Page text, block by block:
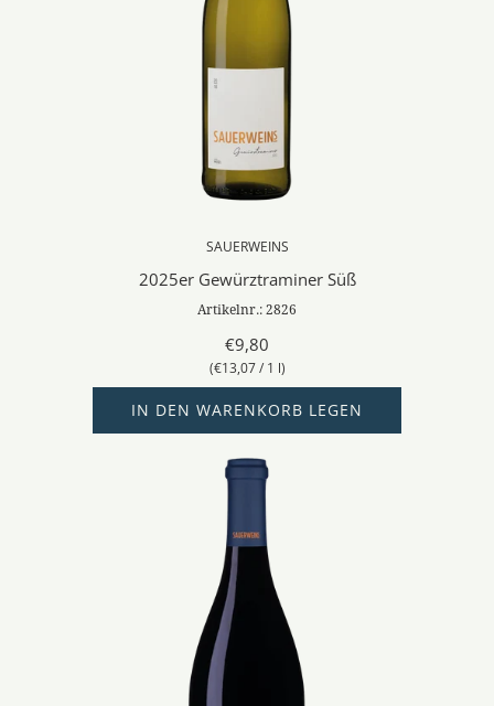
SAUERWEINS
2025er Gewürztraminer Süß
Artikelnr.: 2826
€9,80
(€13,07 / 1 l)
IN DEN WARENKORB LEGEN